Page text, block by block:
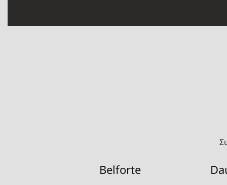
Belforte